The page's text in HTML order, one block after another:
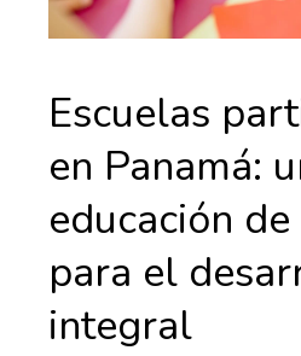
Escuelas
en Panamá:
educación
para el
integral